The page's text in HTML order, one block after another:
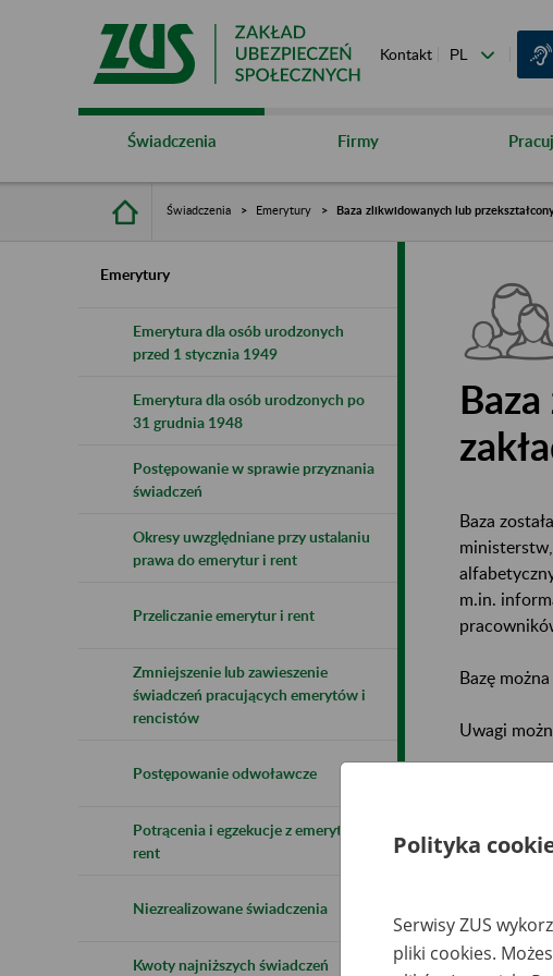
Kontakt
Świadczenia Firmy
Świadczenia Emerytury Baza zlikwidowanych lub
Emerytury
Emerytura dla osób urodzonych
przed 1 stycznia 1949
Emerytura dla osób urodzonych po
31 grudnia 1948
Postępowanie w sprawie przyznania
świadczeń
Okresy uwzględniane przy ustalaniu
prawa do emerytur i rent
Przeliczanie emerytur i rent
Zmniejszenie lub zawieszenie
świadczeń pracujących emerytów i
rencistów
Postępowanie odwoławcze
Potrącenia i egzekucje z emerytur i
rent
Niezrealizowane świadczenia
Kwoty najniższych świadczeń
Baza
m.in.
Bazę
Uwagi
Polityka
Serwisy ZUS
pliki cookies.